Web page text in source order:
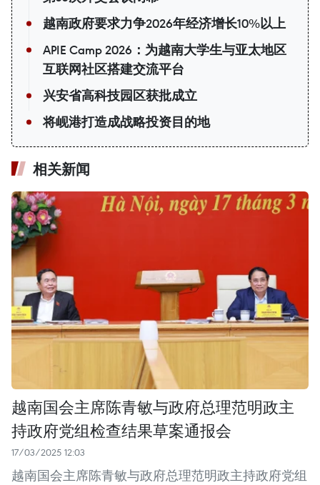
越南政府要求力争2026年经济增长10%以上
APIE Camp 2026：为越南大学生与亚太地区
互联网社区搭建交流平台
兴安省高科技园区获批成立
将岘港打造成战略投资目的地
相关新闻
越南国会主席陈青敏与政府总理范明政主
持政府党组检查结果草案通报会
17/03/2025 12:03
越南国会主席陈青敏与政府总理范明政主持政府党组